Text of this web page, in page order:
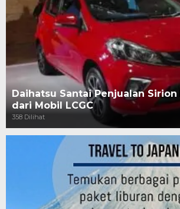
Daihatsu Santai Penjualan Sirion
dari Mobil LCGC
358 Dilihat